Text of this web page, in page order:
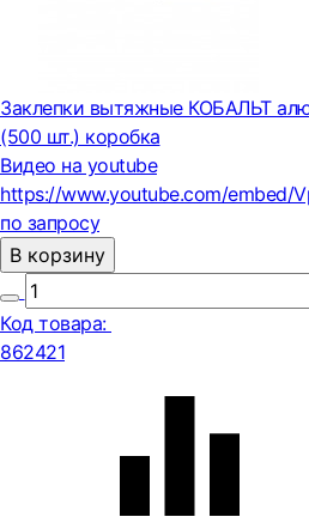
Заклепки вытяжные КОБАЛЬТ
(500 шт.) коробка
Видео на youtube
https://www.youtube.com/embed/
по запросу
В корзину
Код товара:
862421